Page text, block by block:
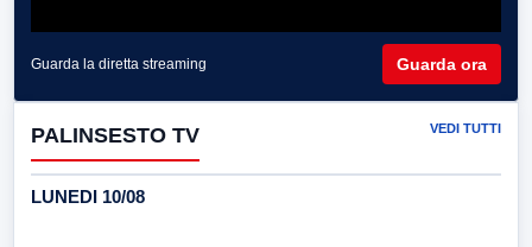
Guarda la diretta streaming Guarda ora
PALINSESTO TV VEDI TUTTI
LUNEDI 10/08